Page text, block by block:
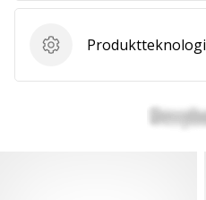
Produktteknologi
Produktteknologi